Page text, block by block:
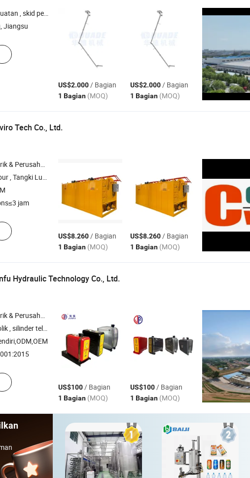
, tangga lipat , unit hisap mengapung
Jiangsu
US$2.000/ Bagian
1 Bagian (MOQ)
US$2.000/ Bagian
1 Bagian (MOQ)
Tech Co., Ltd.
Dagang
Lumpur , Sistem Filter Press
jam
US$8.260/ Bagian
1 Bagian (MOQ)
US$8.260/ Bagian
1 Bagian (MOQ)
Hydraulic Technology Co., Ltd.
Dagang
, silinder multistage , tangki oli hidrolik
US$100/ Bagian
1 Bagian (MOQ)
US$100/ Bagian
1 Bagian (MOQ)